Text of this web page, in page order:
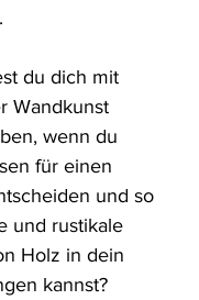
du dich mit
Wandkunst
wenn du
für einen
und so
und rustikale
Holz in dein
kannst?